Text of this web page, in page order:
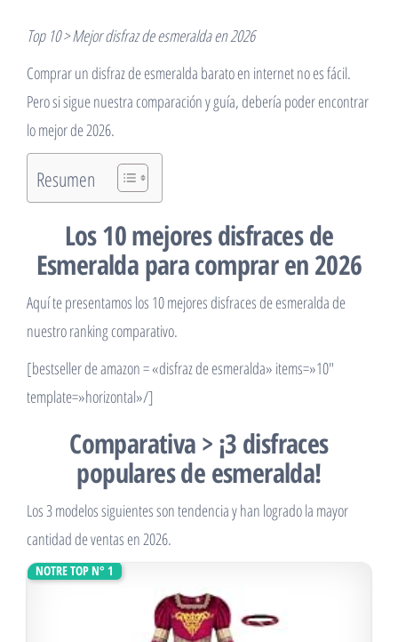
Top 10 > Mejor disfraz de esmeralda en 2026
Comprar un disfraz de esmeralda barato en internet no es fácil.
Pero si sigue nuestra comparación y guía, debería poder encontrar
lo mejor de 2026.
Resumen
Los 10 mejores disfraces de
Esmeralda para comprar en 2026
Aquí te presentamos los 10 mejores disfraces de esmeralda de
nuestro ranking comparativo.
[bestseller de amazon = «disfraz de esmeralda» items=»10″
template=»horizontal»/]
Comparativa > ¡3 disfraces
populares de esmeralda!
Los 3 modelos siguientes son tendencia y han logrado la mayor
cantidad de ventas en 2026.
NOTRE TOP N° 1